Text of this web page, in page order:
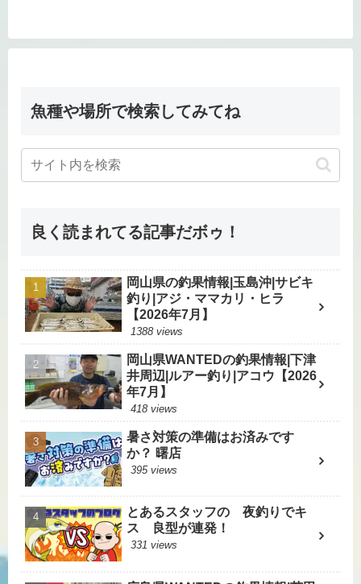
魚種や場所で検索してみてね
良く読まれてる記事だボゥ！
岡山県の釣果情報|玉島沖|サビキ
釣り|アジ・ママカリ・ヒラ
【2026年7月】
1388 views
岡山県WANTEDの釣果情報|下津
井周辺|ルアー釣り|アコウ【2026
年7月】
418 views
暑さ対策の準備はお済みです
か？ 曙店
395 views
とあるスタッフの 夜釣りでキ
ス 良型が連発！
331 views